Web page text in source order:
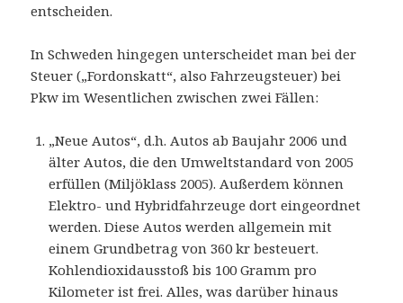
entscheiden.
In Schweden hingegen unterscheidet man bei der
Steuer („Fordonskatt“, also Fahrzeugsteuer) bei
Pkw im Wesentlichen zwischen zwei Fällen:
„Neue Autos“, d.h. Autos ab Baujahr 2006 und
älter Autos, die den Umweltstandard von 2005
erfüllen (Miljöklass 2005). Außerdem können
Elektro- und Hybridfahrzeuge dort eingeordnet
werden. Diese Autos werden allgemein mit
einem Grundbetrag von 360 kr besteuert.
Kohlendioxidausstoß bis 100 Gramm pro
Kilometer ist frei. Alles, was darüber hinaus